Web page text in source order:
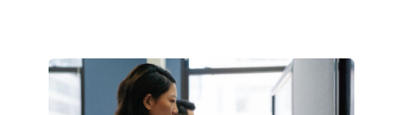
PARK
UZBEKISTAN